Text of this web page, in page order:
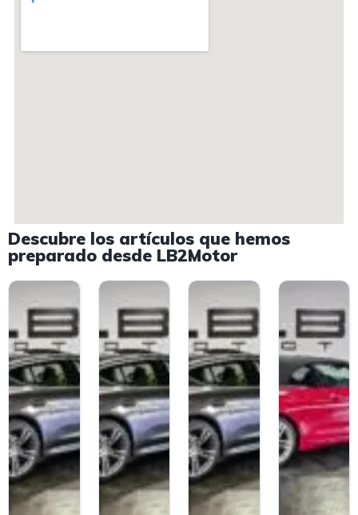
Descubre los artículos que hemos
preparado desde LB2Motor